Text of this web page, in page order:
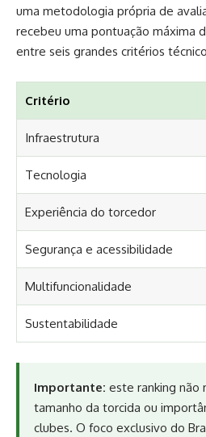
uma metodologia própria de
recebeu uma pontuação máxima
entre seis grandes critérios
Critério
Infraestrutura
Tecnologia
Experiência do torcedor
Segurança e acessibilidade
Multifuncionalidade
Sustentabilidade
Importante: este ranking não
tamanho da torcida ou
clubes. O foco exclusivo do